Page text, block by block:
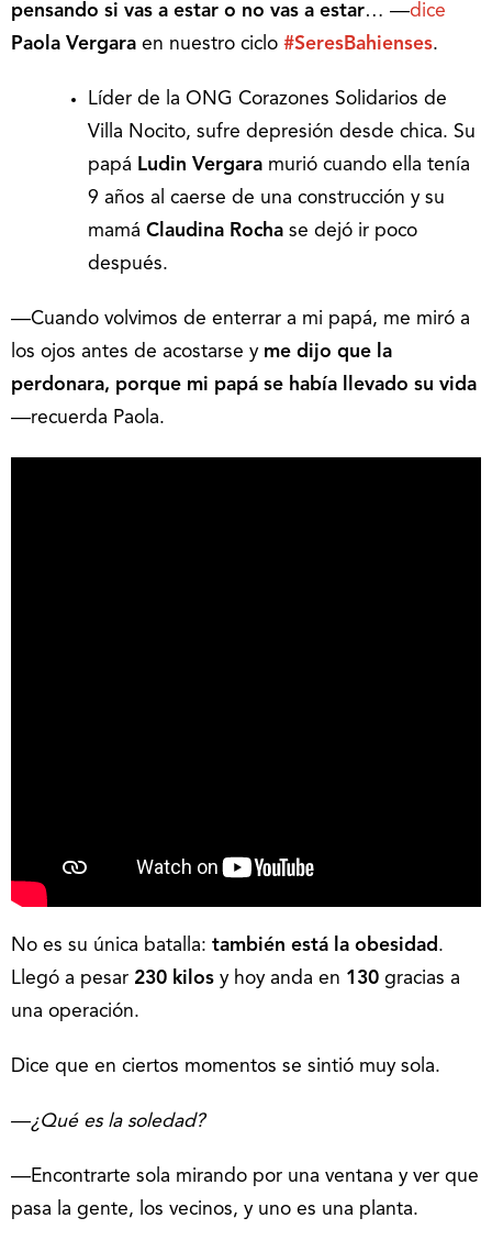
pensando si vas a estar o no vas a estar… ―dice
Paola Vergara en nuestro ciclo #SeresBahienses.
Líder de la ONG Corazones Solidarios de
Villa Nocito, sufre depresión desde chica. Su
papá Ludin Vergara murió cuando ella tenía
9 años al caerse de una construcción y su
mamá Claudina Rocha se dejó ir poco
después.
―Cuando volvimos de enterrar a mi papá, me miró a
los ojos antes de acostarse y me dijo que la
perdonara, porque mi papá se había llevado su vida
―recuerda Paola.
No es su única batalla: también está la obesidad .
Llegó a pesar 230 kilos y hoy anda en 130 gracias a
una operación.
Dice que en ciertos momentos se sintió muy sola.
―¿Qué es la soledad?
―Encontrarte sola mirando por una ventana y ver que
pasa la gente, los vecinos, y uno es una planta.